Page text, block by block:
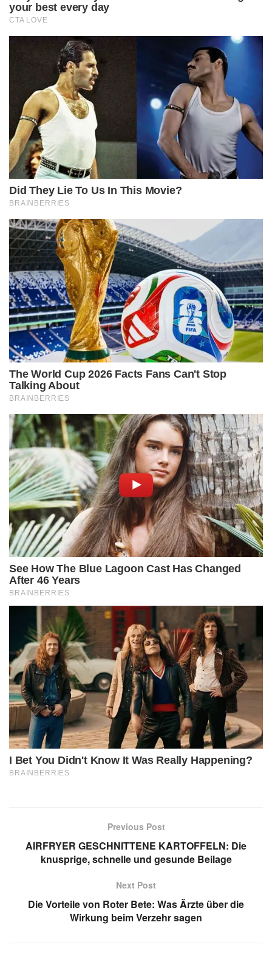
Previous Post
AIRFRYER GESCHNITTENE KARTOFFELN: Die
knusprige, schnelle und gesunde Beilage
Next Post
Die Vorteile von Roter Bete: Was Ärzte über die
Wirkung beim Verzehr sagen